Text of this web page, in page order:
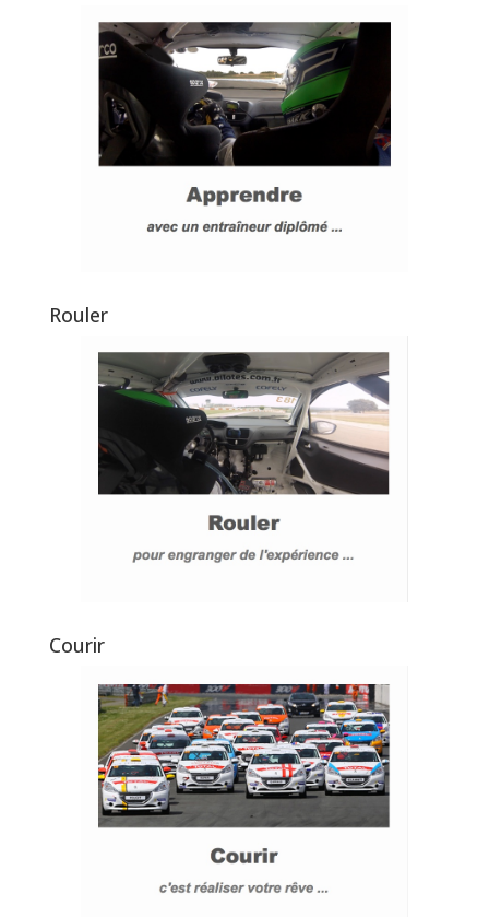
Rouler
Courir